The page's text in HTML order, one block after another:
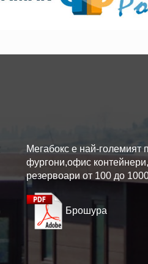
Мегабокс е най-големият
фургони,офис
резервоари от 100 до
Брошура